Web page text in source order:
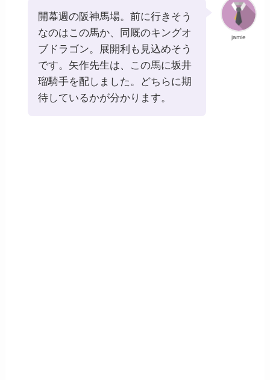
jamie
開幕週の阪神馬場。前に行きそう
なのはこの馬か、同厩のキングオ
ブドラゴン。展開利も見込めそう
です。矢作先生は、この馬に坂井
瑠騎手を配しました。どちらに期
待しているかが分かります。